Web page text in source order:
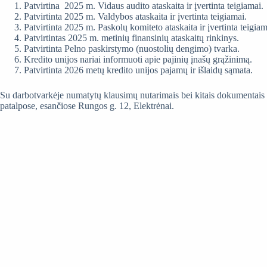
Patvirtina 2025 m. Vidaus audito ataskaita ir įvertinta teigiamai.
Patvirtinta 2025 m. Valdybos ataskaita ir įvertinta teigiamai.
Patvirtinta 2025 m. Paskolų komiteto ataskaita ir įvertinta
Patvirtintas 2025 m. metinių finansinių ataskaitų rinkinys.
Patvirtinta Pelno paskirstymo (nuostolių dengimo) tvarka.
Kredito unijos nariai informuoti apie pajinių įnašų grąžinimą.
Patvirtinta 2026 metų kredito unijos pajamų ir išlaidų sąmata.
Su darbotvarkėje numatytų klausimų nutarimais bei kitais
patalpose, esančiose Rungos g. 12, Elektrėnai.